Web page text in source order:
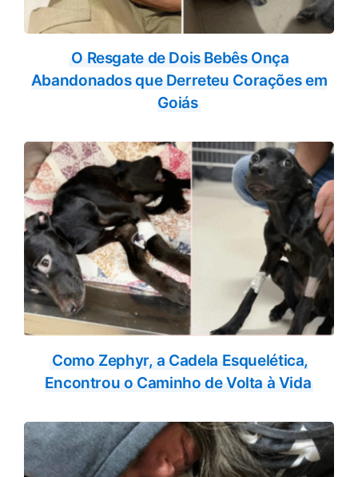
O Resgate de Dois Bebês Onça
Abandonados que Derreteu Corações em
Goiás
Como Zephyr, a Cadela Esquelética,
Encontrou o Caminho de Volta à Vida